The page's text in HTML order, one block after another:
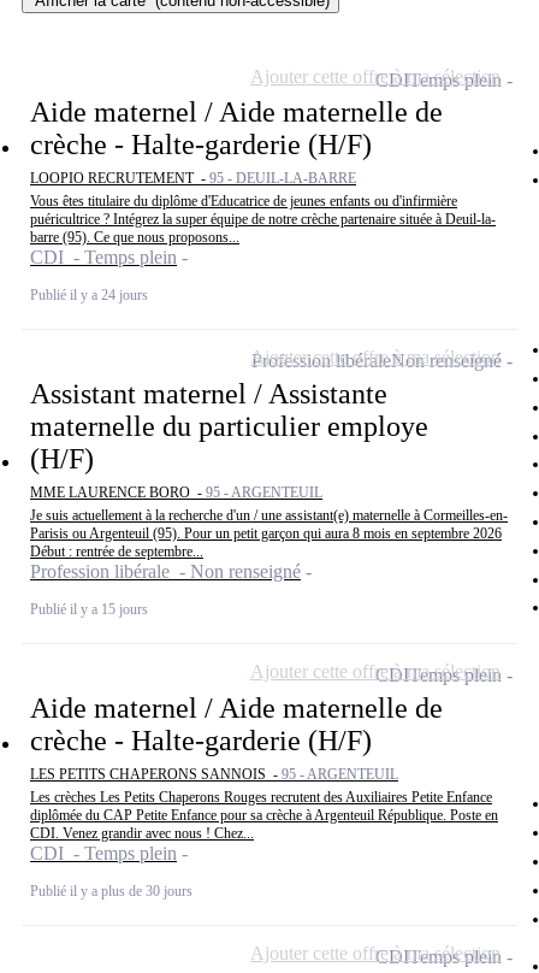
Aide maternel / Aide maternelle de
crèche - Halte-garderie (H/F)
LOOPIO RECRUTEMENT - 95 - DEUIL-LA-BARRE
Vous êtes titulaire du diplôme d'Educatrice de jeunes enfants ou d'infirmière
puéricultrice ? Intégrez la super équipe de notre crèche partenaire située à Deuil-la-
barre (95). Ce que nous proposons...
CDI - Temps plein
Publié il y a 24 jours
CDITemps plein
Ajouter cette offre à ma sélection
Assistant maternel / Assistante
maternelle du particulier employe
(H/F)
MME LAURENCE BORO - 95 - ARGENTEUIL
Je suis actuellement à la recherche d'un / une assistant(e) maternelle à Cormeilles-en-
Parisis ou Argenteuil (95). Pour un petit garçon qui aura 8 mois en septembre 2026
Début : rentrée de septembre...
Profession libérale - Non renseigné
Publié il y a 15 jours
Profession libéraleNon renseigné
Ajouter cette offre à ma sélection
Aide maternel / Aide maternelle de
crèche - Halte-garderie (H/F)
LES PETITS CHAPERONS SANNOIS - 95 - ARGENTEUIL
Les crèches Les Petits Chaperons Rouges recrutent des Auxiliaires Petite Enfance
diplômée du CAP Petite Enfance pour sa crèche à Argenteuil République. Poste en
CDI. Venez grandir avec nous ! Chez...
CDI - Temps plein
Publié il y a plus de 30 jours
CDITemps plein
Ajouter cette offre à ma sélection
CDITemps plein
Ajouter cette offre à ma sélection